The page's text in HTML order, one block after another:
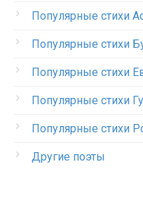
Популярные стихи
Популярные стихи
Популярные стихи
Популярные стихи
Популярные стихи
Другие поэты